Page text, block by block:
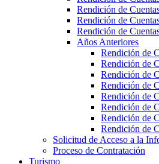
Rendición de
Rendición de
Rendición de
Años Anteriores
Rendición de
Rendición de
Rendición de
Rendición de
Rendición de
Rendición de
Rendición de
Rendición de
Solicitud de Acceso a la
Proceso de Contratación
Turismo